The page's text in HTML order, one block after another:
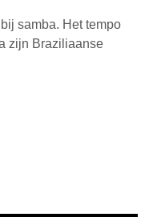
samba. Het tempo
zijn Braziliaanse